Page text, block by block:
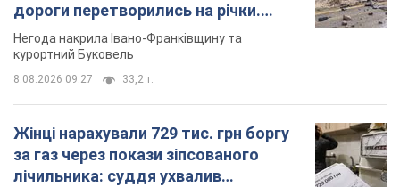
дороги перетворились на річки.
Відео
Негода накрила Івано-Франківщину та
курортний Буковель
8.08.2026 09:27 33,2 т.
Жінці нарахували 729 тис. грн боргу
за газ через покази зіпсованого
лічильника: суддя ухвалив